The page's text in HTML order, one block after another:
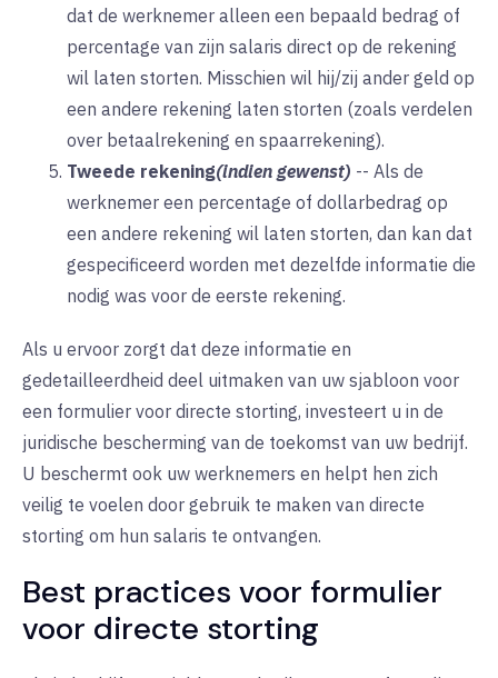
dat de werknemer alleen een bepaald bedrag of
percentage van zijn salaris direct op de rekening
wil laten storten. Misschien wil hij/zij ander geld op
een andere rekening laten storten (zoals verdelen
over betaalrekening en spaarrekening).
Tweede rekening(indien gewenst) -- Als de
werknemer een percentage of dollarbedrag op
een andere rekening wil laten storten, dan kan dat
gespecificeerd worden met dezelfde informatie die
nodig was voor de eerste rekening.
Als u ervoor zorgt dat deze informatie en
gedetailleerdheid deel uitmaken van uw sjabloon voor
een formulier voor directe storting, investeert u in de
juridische bescherming van de toekomst van uw bedrijf.
U beschermt ook uw werknemers en helpt hen zich
veilig te voelen door gebruik te maken van directe
storting om hun salaris te ontvangen.
Best practices voor formulier
voor directe storting